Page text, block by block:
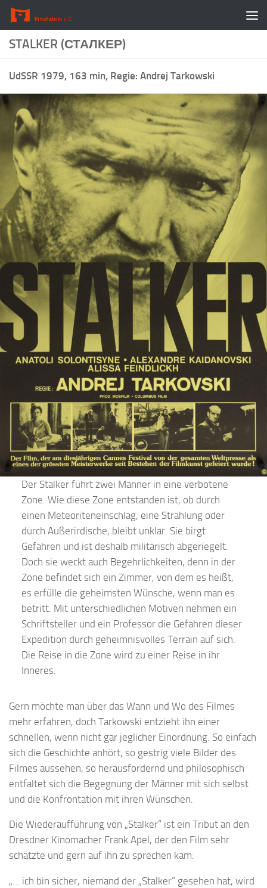
Zum Inhalt springen
STALKER (СТАЛКЕР)
UdSSR 1979, 163 min, Regie: Andrej Tarkowski
Der Stalker führt zwei Männer in eine verbotene
Zone. Wie diese Zone entstanden ist, ob durch
einen Meteoriteneinschlag, eine Strahlung oder
durch Außerirdische, bleibt unklar. Sie birgt
Gefahren und ist deshalb militärisch abgeriegelt.
Doch sie weckt auch Begehrlichkeiten, denn in der
Zone befindet sich ein Zimmer, von dem es heißt,
es erfülle die geheimsten Wünsche, wenn man es
betritt. Mit unterschiedlichen Motiven nehmen ein
Schriftsteller und ein Professor die Gefahren dieser
Expedition durch geheimnisvolles Terrain auf sich.
Die Reise in die Zone wird zu einer Reise in ihr
Inneres.
Gern möchte man über das Wann und Wo des Filmes
mehr erfahren, doch Tarkowski entzieht ihn einer
schnellen, wenn nicht gar jeglicher Einordnung. So einfach
sich die Geschichte anhört, so gestrig viele Bilder des
Filmes aussehen, so herausfordernd und philosophisch
entfaltet sich die Begegnung der Männer mit sich selbst
und die Konfrontation mit ihren Wünschen.
Die Wiederaufführung von „Stalker“ ist ein Tribut an den
Dresdner Kinomacher Frank Apel, der den Film sehr
schätzte und gern auf ihn zu sprechen kam:
„… ich bin sicher, niemand der „Stalker“ gesehen hat, wird